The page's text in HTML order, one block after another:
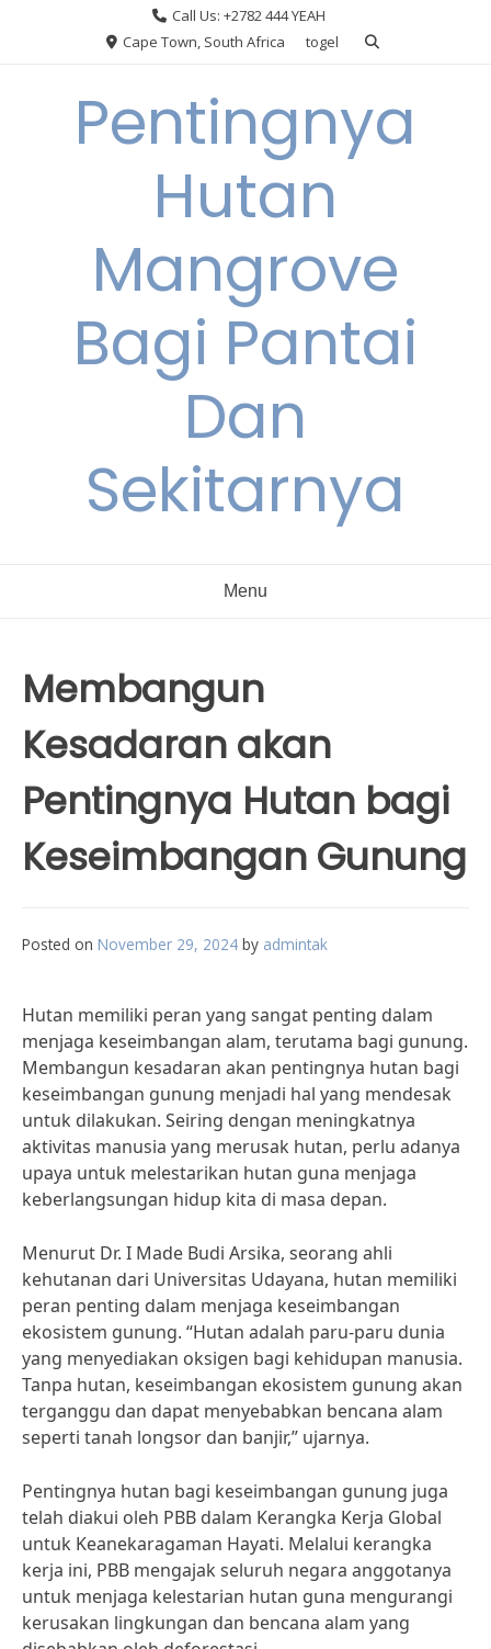
Call Us: +2782 444 YEAH
Cape Town, South Africa
togel
Pentingnya
Hutan
Mangrove
Bagi Pantai
Dan
Sekitarnya
Menu
Membangun
Kesadaran akan
Pentingnya Hutan bagi
Keseimbangan Gunung
Posted on November 29, 2024 by admintak
Hutan memiliki peran yang sangat penting dalam
menjaga keseimbangan alam, terutama bagi gunung.
Membangun kesadaran akan pentingnya hutan bagi
keseimbangan gunung menjadi hal yang mendesak
untuk dilakukan. Seiring dengan meningkatnya
aktivitas manusia yang merusak hutan, perlu adanya
upaya untuk melestarikan hutan guna menjaga
keberlangsungan hidup kita di masa depan.
Menurut Dr. I Made Budi Arsika, seorang ahli
kehutanan dari Universitas Udayana, hutan memiliki
peran penting dalam menjaga keseimbangan
ekosistem gunung. “Hutan adalah paru-paru dunia
yang menyediakan oksigen bagi kehidupan manusia.
Tanpa hutan, keseimbangan ekosistem gunung akan
terganggu dan dapat menyebabkan bencana alam
seperti tanah longsor dan banjir,” ujarnya.
Pentingnya hutan bagi keseimbangan gunung juga
telah diakui oleh PBB dalam Kerangka Kerja Global
untuk Keanekaragaman Hayati. Melalui kerangka
kerja ini, PBB mengajak seluruh negara anggotanya
untuk menjaga kelestarian hutan guna mengurangi
kerusakan lingkungan dan bencana alam yang